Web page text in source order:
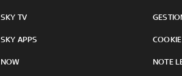
SKY TV
SKY APPS
NOW NOTE